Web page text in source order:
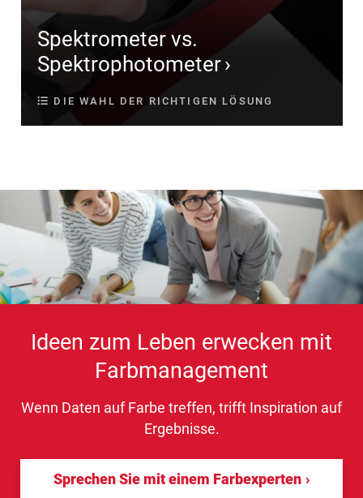
Spektrometer vs.
Spektrophotometer
DIE WAHL DER RICHTIGEN LÖSUNG
Ideen zum Leben erwecken mit
Farbmanagement
Wenn Daten auf Farbe treffen, trifft Inspiration auf
Ergebnisse.
Sprechen Sie mit einem Farbexperten